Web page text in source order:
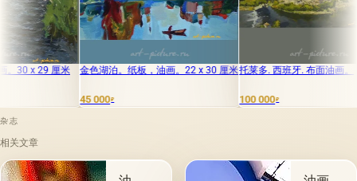
湖泊。纸板，油画。22 x 30 厘米托莱多. 西班牙. 布面油画。 小湖。画布
杂志
相关文章